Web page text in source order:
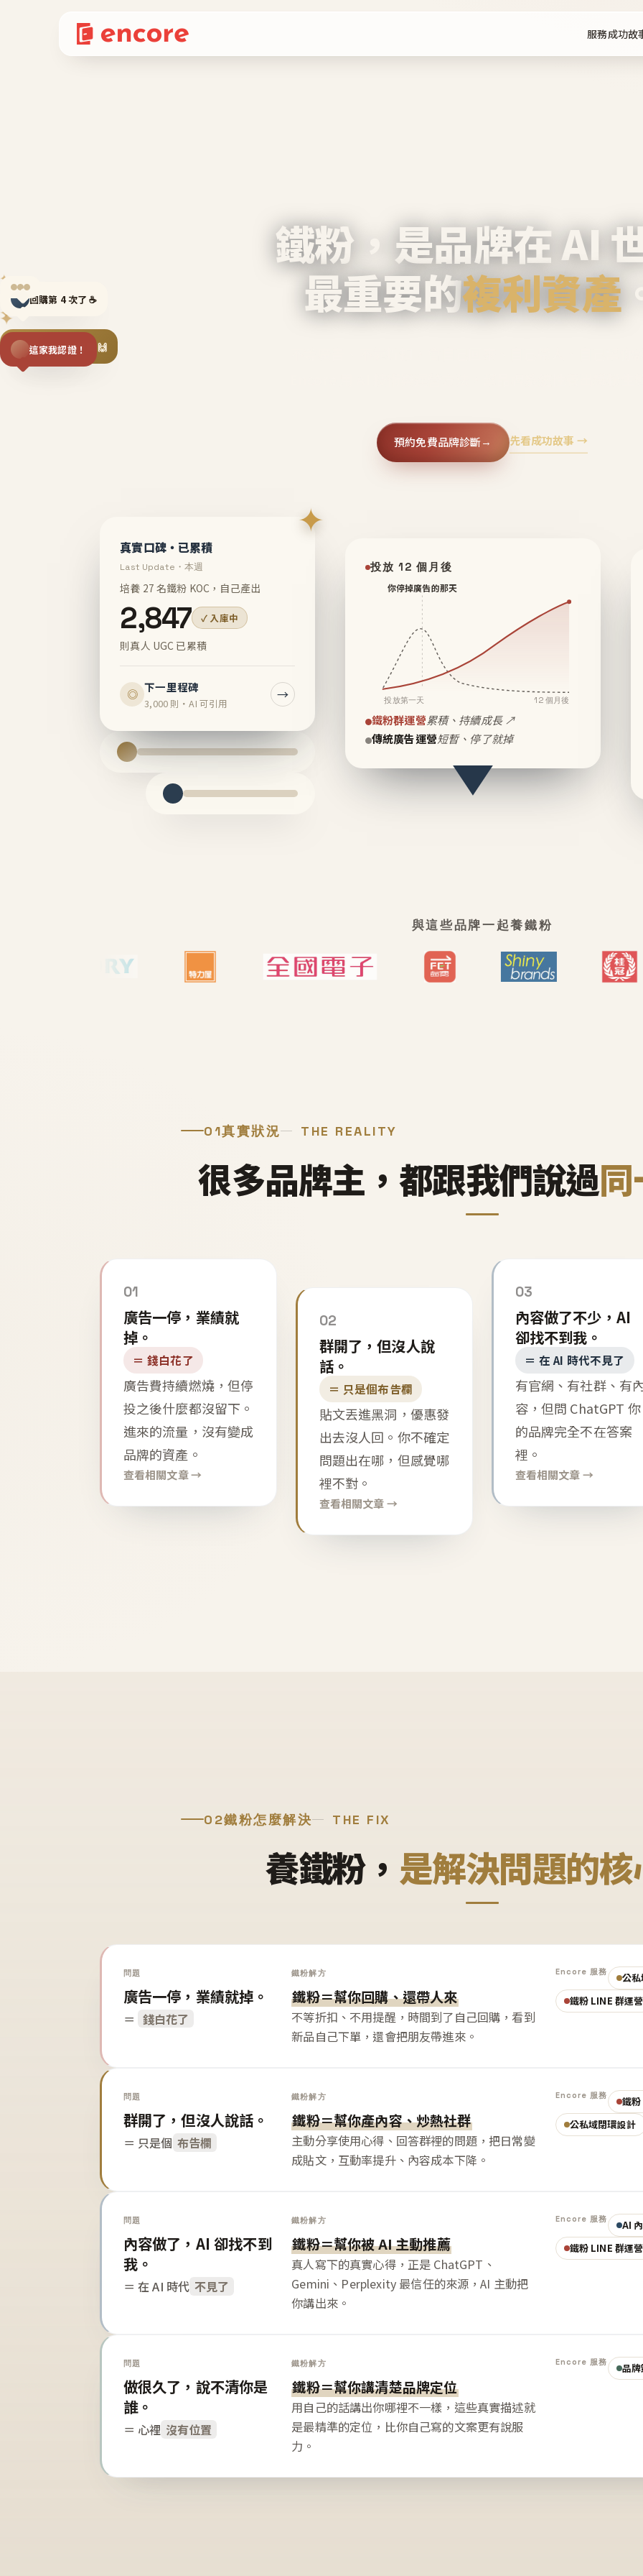
服務成功故
✦
✦
✦
回購第 4 次了 ☕
揪同事一起團購 🙌
這家我認證！
鐵粉，是品牌在 AI
最重要的複利資產
預約免費品牌診斷→ 先看成功故事 →
✦
真實口碑・已累積
Last Update・本週
培養 27 名鐵粉 KOC，自己產出
2,847 ✓ 入庫中
則真人 UGC 已累積
◎ 下一里程碑
3,000 則・AI 可引用
→
投放 12 個月後
你停掉廣告的那天
投放第一天 12 個月後
鐵粉群運營累積、持續成長 ↗
傳統廣告運營短暫、停了就掉
與這些品牌一起養鐵粉
01真實狀況 THE REALITY
很多品牌主，都跟我們說過同
01
廣告一停，業績就
掉。
＝ 錢白花了
廣告費持續燃燒，但停
投之後什麼都沒留下。
進來的流量，沒有變成
品牌的資產。
查看相關文章 →
02
群開了，但沒人說
話。
＝ 只是個布告欄
貼文丟進黑洞，優惠發
出去沒人回。你不確定
問題出在哪，但感覺哪
裡不對。
查看相關文章 →
03
內容做了不少，AI
卻找不到我。
＝ 在 AI 時代不見了
有官網、有社群、有
容，但問 ChatGPT 你
的品牌完全不在答案
裡。
查看相關文章 →
02鐵粉怎麼解決 THE FIX
養鐵粉， 是解決問題的
問題
廣告一停，業績就掉。
＝ 錢白花了
鐵粉解方
鐵粉＝幫你回購、還帶人來
不等折扣、不用提醒，時間到了自己回購，看到
新品自己下單，還會把朋友帶進來。
Encore 服務
公
鐵粉 LINE 群運營
問題
群開了，但沒人說話。
＝ 只是個 布告欄
鐵粉解方
鐵粉＝幫你產內容、炒熱社群
主動分享使用心得、回答群裡的問題，把日常變
成貼文，互動率提升、內容成本下降。
Encore 服務
鐵
公私域閉環設計
問題
內容做了，AI 卻找不到
我。
＝ 在 AI 時代 不見了
鐵粉解方
鐵粉＝幫你被 AI 主動推薦
真人寫下的真實心得，正是 ChatGPT、
Gemini、Perplexity 最信任的來源，AI 主動把
你講出來。
Encore 服務
AI
鐵粉 LINE 群運營
問題
做很久了，說不清你是
誰。
＝ 心裡 沒有位置
鐵粉解方
鐵粉＝幫你講清楚品牌定位
用自己的話講出你哪裡不一樣，這些真實描述就
是最精準的定位，比你自己寫的文案更有說服
力。
Encore 服務 品